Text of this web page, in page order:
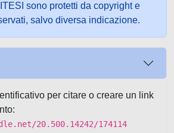
sono protetti da copyright e
salvo diversa indicazione.
per citare o creare un link
20.500.14242/174114